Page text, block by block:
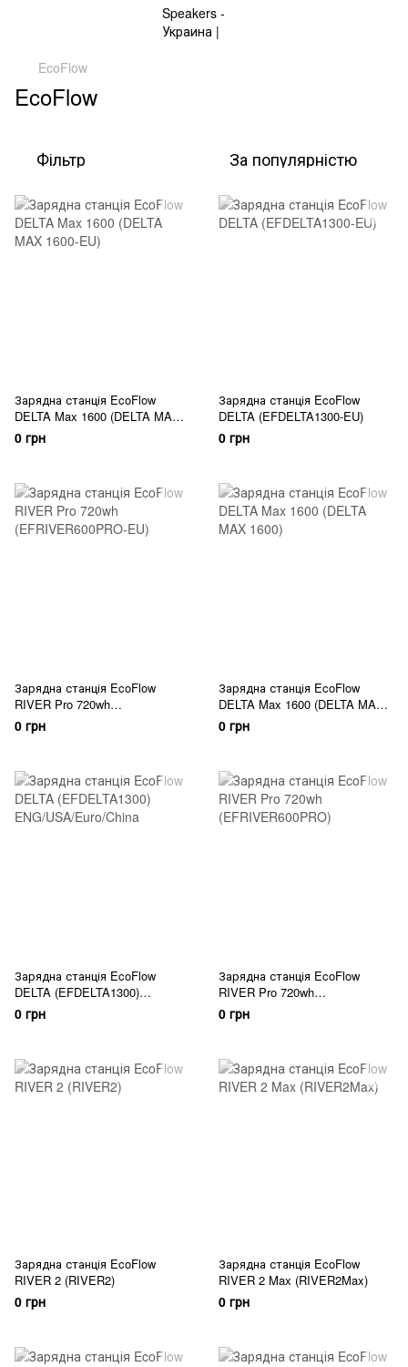
EcoFlow
EcoFlow
Фільтр За популярністю
Зарядна станція EcoFlow
DELTA Max 1600 (DELTA MAX
1600-EU)
0 грн
Зарядна станція EcoFlow
DELTA (EFDELTA1300-EU)
0 грн
Зарядна станція EcoFlow
RIVER Pro 720wh
(EFRIVER600PRO-EU)
0 грн
Зарядна станція EcoFlow
DELTA Max 1600 (DELTA MAX
1600)
0 грн
Зарядна станція EcoFlow
DELTA (EFDELTA1300)
ENG/USA/Euro/China
0 грн
Зарядна станція EcoFlow
RIVER Pro 720wh
(EFRIVER600PRO)
0 грн
Зарядна станція EcoFlow
RIVER 2 (RIVER2)
0 грн
Зарядна станція EcoFlow
RIVER 2 Max (RIVER2Max)
0 грн